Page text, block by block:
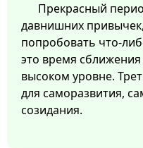
Прекрасный
давнишних
попробовать что-
это время
высоком уровне.
для саморазвития,
созидания.